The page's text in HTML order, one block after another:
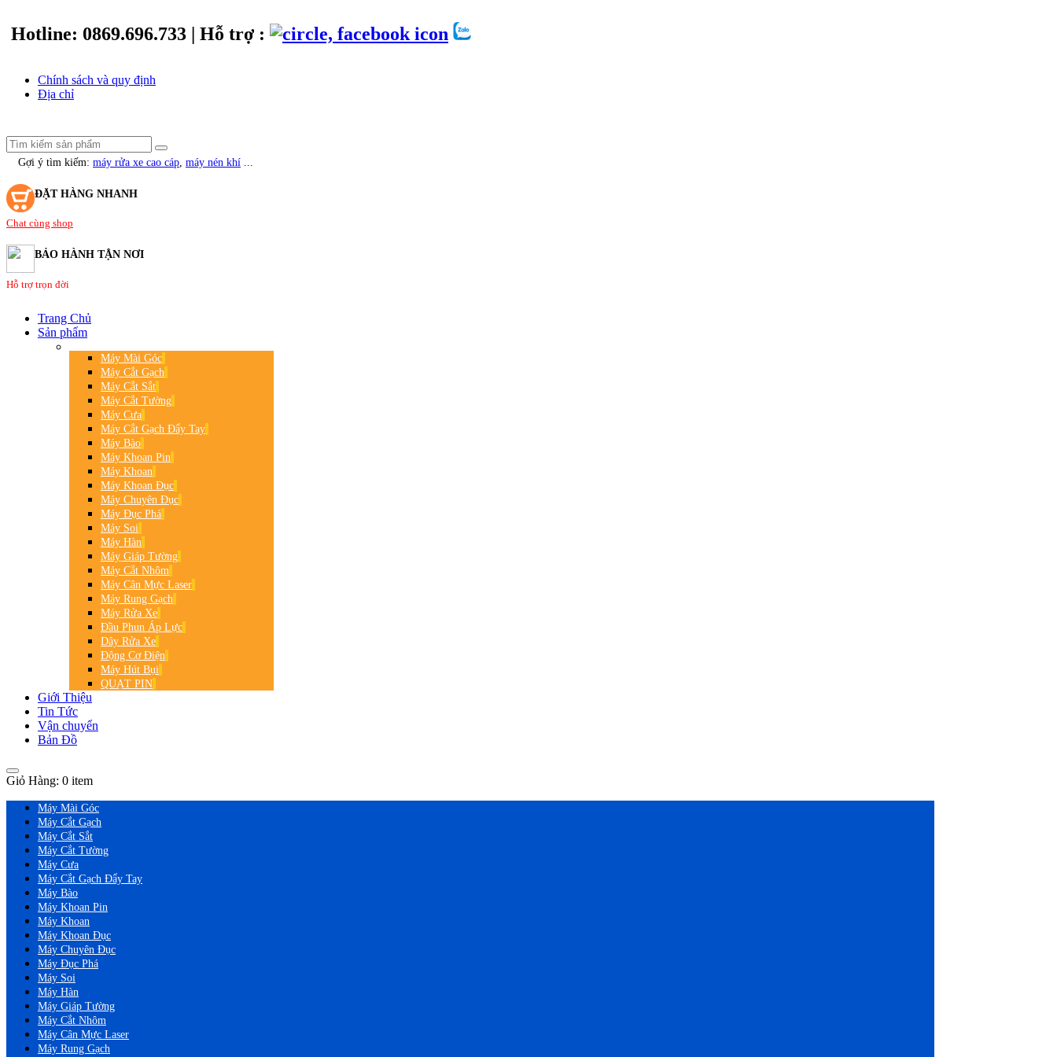
Hotline: 0869.696.733 | Hỗ trợ :
Chính sách và quy định
Địa chỉ
Gợi ý tìm kiếm: máy rửa xe cao cáp máy nén khí
ĐẶT HÀNG NHANH
Chat cùng shop
BẢO HÀNH TẬN NƠI
Hỗ trợ trọn đời
Trang Chủ
Sản phẩm
Máy Mài Góc
Máy Cắt Gạch
Máy Cắt Sắt
Máy Cắt Tường
Máy Cưa
Máy Cắt Gạch Đẩy Tay
Máy Bào
Máy Khoan Pin
Máy Khoan
Máy Khoan Đục
Máy Chuyên Đục
Máy Đục Phá
Máy Soi
Máy Hàn
Máy Giáp Tường
Máy Cắt Nhôm
Máy Cân Mực Laser
Máy Rung Gạch
Máy Rửa Xe
Đầu Phun Áp Lực
Dây Rửa Xe
Động Cơ Điện
Máy Hút Bụi
QUẠT PIN
Giới Thiệu
Tin Tức
Vận chuyển
Bản Đồ
Giỏ Hàng: 0 item
Máy Mài Góc
Máy Cắt Gạch
Máy Cắt Sắt
Máy Cắt Tường
Máy Cưa
Máy Cắt Gạch Đẩy Tay
Máy Bào
Máy Khoan Pin
Máy Khoan
Máy Khoan Đục
Máy Chuyên Đục
Máy Đục Phá
Máy Soi
Máy Hàn
Máy Giáp Tường
Máy Cắt Nhôm
Máy Cân Mực Laser
Máy Rung Gạch